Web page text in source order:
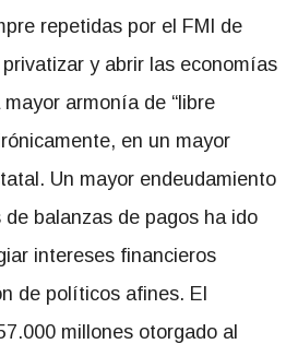
repetidas por el FMI de
privatizar y abrir las economías
armonía de “libre
en un mayor
Un mayor endeudamiento
balanzas de pagos ha ido
intereses financieros
de políticos afines. El
millones otorgado al